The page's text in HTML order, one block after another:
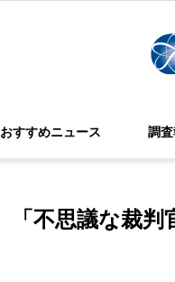
おすすめニュース 調
「不思議な裁